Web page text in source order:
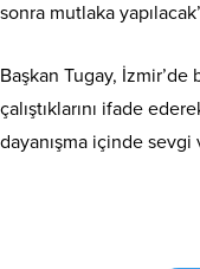
sonra mutlaka
Başkan Tugay,
çalıştıklarını ifade
dayanışma içinde sevgi